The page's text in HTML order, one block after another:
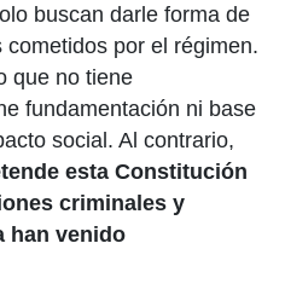
buscan darle forma de
cometidos por el régimen.
que no tiene
fundamentación ni base
social. Al contrario,
esta Constitución
criminales y
han venido